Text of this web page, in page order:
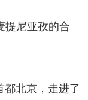
提尼亚孜的合
都北京，走进了